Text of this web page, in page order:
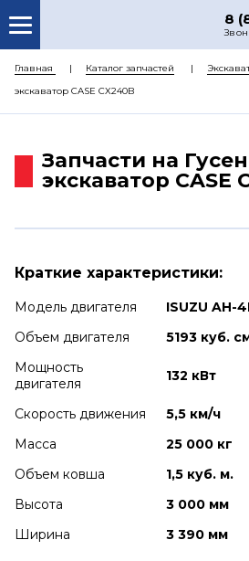
8
О НАС
КАТАЛОГ
ДОСТАВКА
Главная Каталог запчастей
экскаватор CASE CX240B
Запчасти на
экскаватор CASE
Краткие характеристики:
Модель двигателя
ISUZU AH-
Объем двигателя
5193 куб.
Мощность
двигателя
132 кВт
Скорость движения
5,5 км/ч
Масса
25 000 кг
Объем ковша
1,5 куб. м.
Высота
3 000 мм
Ширина
3 390 мм